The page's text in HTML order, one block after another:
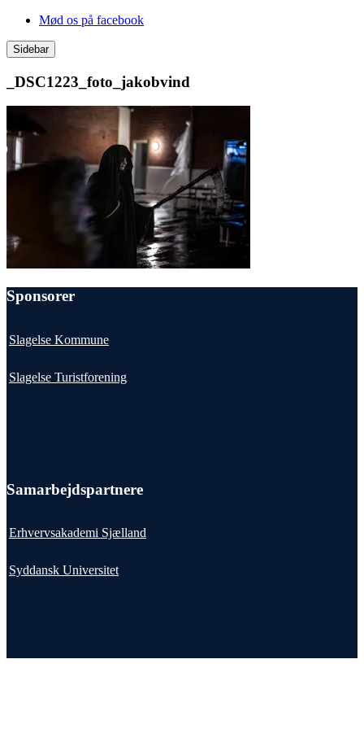
Videre
indhold
Mød os på facebook
Sidebar
_DSC1223_foto_jakobvind
Sponsorer
Slagelse Kommune
Slagelse Turistforening
Samarbejdspartnere
Erhvervsakademi Sjælland
Syddansk Universitet